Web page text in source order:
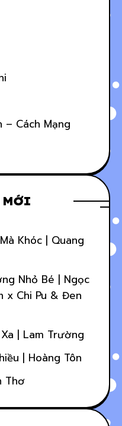
– Cách Mạng
MỚI
Khóc | Quang
Nhỏ Bé | Ngọc
x Chi Pu & Đen
| Lam Trường
| Hoàng Tôn
Thơ